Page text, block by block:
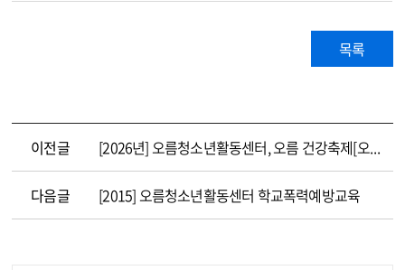
목록
이전글 [2026년] 오름청소년활동센터, 오름 건강축제[오름 행복충전소] 성료
다음글 [2015] 오름청소년활동센터 학교폭력예방교육